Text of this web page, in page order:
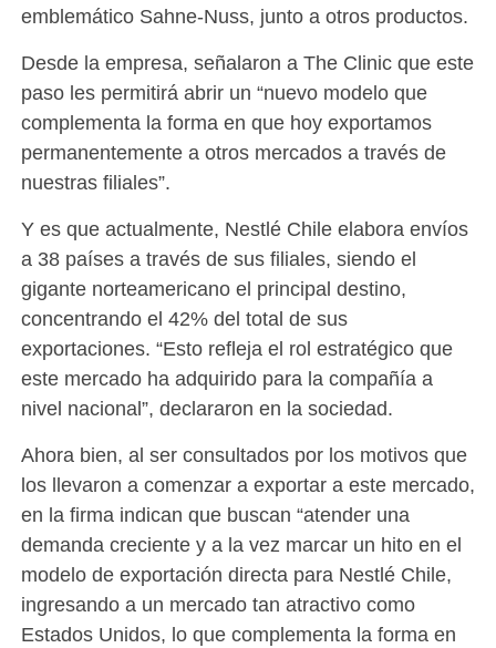
emblemático Sahne-Nuss, junto a otros productos.
Desde la empresa, señalaron a The Clinic que este
paso les permitirá abrir un “nuevo modelo que
complementa la forma en que hoy exportamos
permanentemente a otros mercados a través de
nuestras filiales”.
Y es que actualmente, Nestlé Chile elabora envíos
a 38 países a través de sus filiales, siendo el
gigante norteamericano el principal destino,
concentrando el 42% del total de sus
exportaciones. “Esto refleja el rol estratégico que
este mercado ha adquirido para la compañía a
nivel nacional”, declararon en la sociedad.
Ahora bien, al ser consultados por los motivos que
los llevaron a comenzar a exportar a este mercado,
en la firma indican que buscan “atender una
demanda creciente y a la vez marcar un hito en el
modelo de exportación directa para Nestlé Chile,
ingresando a un mercado tan atractivo como
Estados Unidos, lo que complementa la forma en